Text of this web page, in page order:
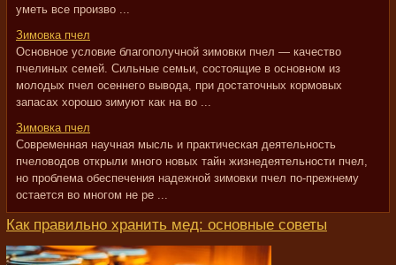
уметь все произво ...
Зимовка пчел
Основное условие благополучной зимовки пчел — качество
пчелиных семей. Сильные семьи, состоящие в основном из
молодых пчел осеннего вывода, при достаточных кормовых
запасах хорошо зимуют как на во ...
Зимовка пчел
Современная научная мысль и практическая деятельность
пчеловодов открыли много новых тайн жизнедеятельности пчел,
но проблема обеспечения надежной зимовки пчел по-прежнему
остается во многом не ре ...
Как правильно хранить мед: основные советы